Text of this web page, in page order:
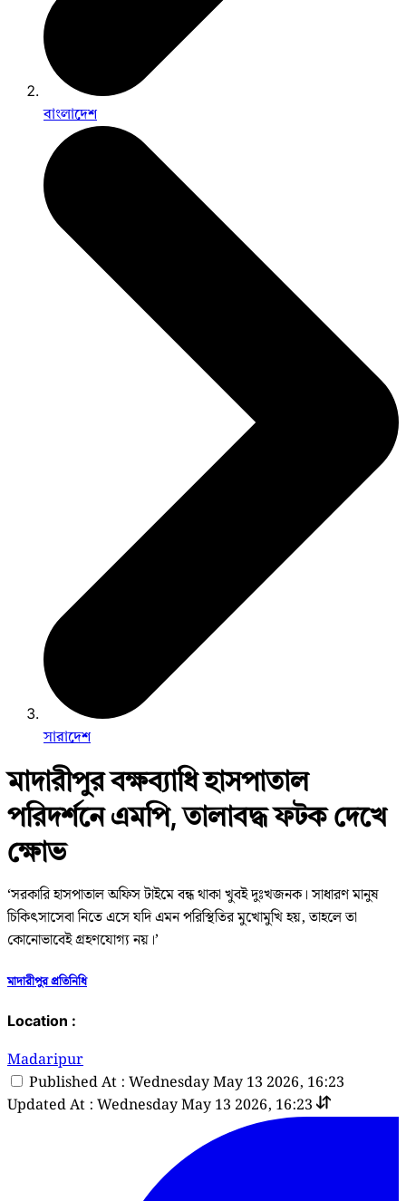
বাংলাদেশ
সারাদেশ
মাদারীপুর বক্ষব্যাধি হাসপাতাল
পরিদর্শনে এমপি, তালাবদ্ধ ফটক দেখে
ক্ষোভ
‘সরকারি হাসপাতাল অফিস টাইমে বন্ধ থাকা খুবই দুঃখজনক। সাধারণ মানুষ
চিকিৎসাসেবা নিতে এসে যদি এমন পরিস্থিতির মুখোমুখি হয়, তাহলে তা
কোনোভাবেই গ্রহণযোগ্য নয়।’
মাদারীপুর প্রতিনিধি
Location :
Madaripur
Published At : Wednesday May 13 2026, 16:23
Updated At : Wednesday May 13 2026, 16:23